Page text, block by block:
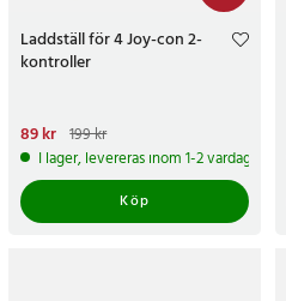
Laddställ för 4 Joy-con 2-
kontroller
Nuvarande pris
pris:199 kr
89 kr 199 kr
I lager, levereras inom 1-2 vardagar
Köp